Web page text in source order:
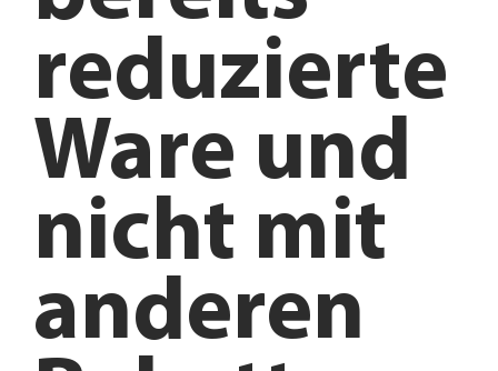
reduzierte
Ware und
nicht mit
anderen